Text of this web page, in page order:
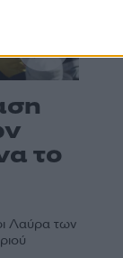
το
Λαύρα των